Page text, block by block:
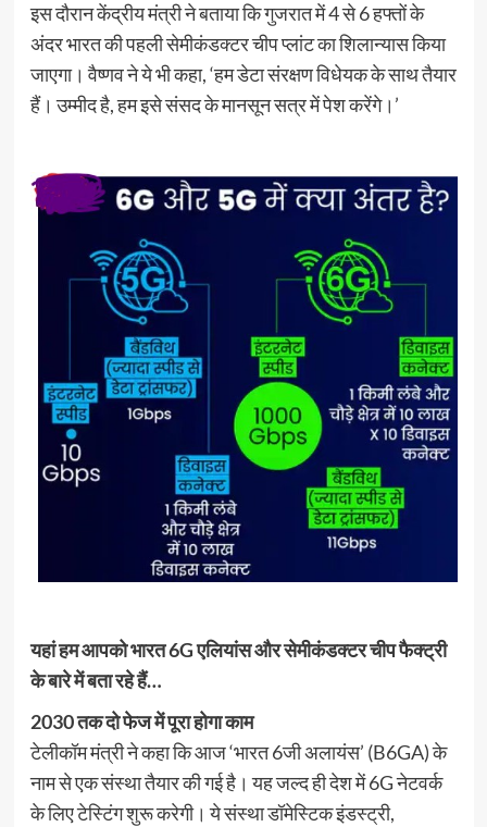
इस दौरान केंद्रीय मंत्री ने बताया कि गुजरात में 4 से 6 हफ्तों के
अंदर भारत की पहली सेमीकंडक्टर चीप प्लांट का शिलान्यास किया
जाएगा। वैष्णव ने ये भी कहा, ‘हम डेटा संरक्षण विधेयक के साथ तैयार
हैं। उम्मीद है, हम इसे संसद के मानसून सत्र में पेश करेंगे।’
यहां हम आपको भारत 6G एलियांस और सेमीकंडक्टर चीप फैक्ट्री
के बारे में बता रहे हैं…
2030 तक दो फेज में पूरा होगा काम
टेलीकॉम मंत्री ने कहा कि आज ‘भारत 6जी अलायंस’ (B6GA) के
नाम से एक संस्था तैयार की गई है। यह जल्द ही देश में 6G नेटवर्क
के लिए टेस्टिंग शुरू करेगी। ये संस्था डॉमेस्टिक इंडस्ट्री,